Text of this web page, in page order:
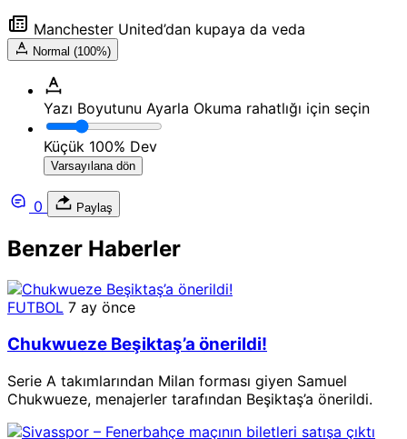
Manchester United’dan kupaya da veda
Normal (100%)
Yazı Boyutunu Ayarla Okuma rahatlığı için seçin
Küçük 100% Dev
Varsayılana dön
0 Paylaş
Benzer Haberler
FUTBOL 7 ay önce
Chukwueze Beşiktaş’a önerildi!
Serie A takımlarından Milan forması giyen Samuel
Chukwueze, menajerler tarafından Beşiktaş’a önerildi.